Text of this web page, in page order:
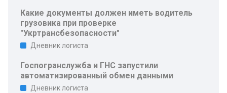
Какие документы должен иметь водитель
грузовика при проверке
"Укртрансбезопасности"
Дневник логиста
Госпогранслужба и ГНС запустили
автоматизированный обмен данными
Дневник логиста